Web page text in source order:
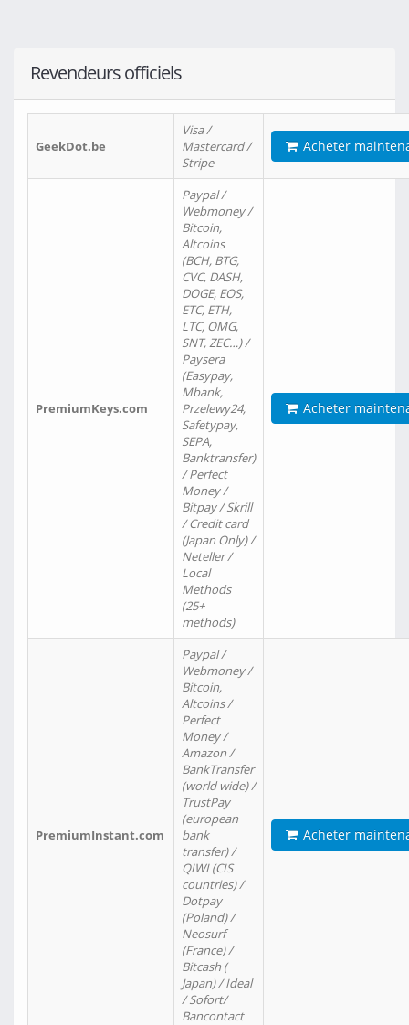
Revendeurs officiels
GeekDot.be
Visa /
Mastercard /
Stripe
Acheter
PremiumKeys.com
Paypal /
Webmoney /
Bitcoin,
Altcoins
(BCH, BTG,
CVC, DASH,
DOGE, EOS,
ETC, ETH,
LTC, OMG,
SNT, ZEC…) /
Paysera
(Easypay,
Mbank,
Przelewy24,
Safetypay,
SEPA,
Banktransfer)
/ Perfect
Money /
Bitpay / Skrill
/ Credit card
(Japan Only) /
Neteller /
Local
Methods
(25+
methods)
Acheter
PremiumInstant.com
Paypal /
Webmoney /
Bitcoin,
Altcoins /
Perfect
Money /
Amazon /
BankTransfer
(world wide) /
TrustPay
(european
bank
transfer) /
QIWI (CIS
countries) /
Dotpay
(Poland) /
Neosurf
(France) /
Bitcash (
Japan) / Ideal
/ Sofort/
Bancontact
Acheter